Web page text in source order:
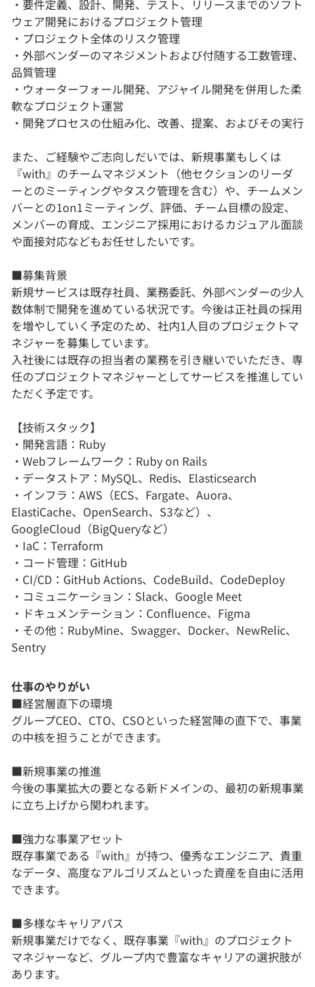
・要件定義、設計、開発、テスト、リリースまでのソフト
ウェア開発におけるプロジェクト管理
・プロジェクト全体のリスク管理
・外部ベンダーのマネジメントおよび付随する工数管理、
品質管理
・ウォーターフォール開発、アジャイル開発を併用した柔
軟なプロジェクト運営
・開発プロセスの仕組み化、改善、提案、およびその実行
また、ご経験やご志向しだいでは、新規事業もしくは
『with』のチームマネジメント（他セクションのリーダ
ーとのミーティングやタスク管理を含む）や、チームメン
バーとの1on1ミーティング、評価、チーム目標の設定、
メンバーの育成、エンジニア採用におけるカジュアル面談
や面接対応などもお任せしたいです。
■募集背景
新規サービスは既存社員、業務委託、外部ベンダーの少人
数体制で開発を進めている状況です。今後は正社員の採用
を増やしていく予定のため、社内1人目のプロジェクトマ
ネジャーを募集しています。
入社後には既存の担当者の業務を引き継いでいただき、専
任のプロジェクトマネジャーとしてサービスを推進してい
ただく予定です。
【技術スタック】
・開発言語：Ruby
・Webフレームワーク：Ruby on Rails
・データストア：MySQL、Redis、Elasticsearch
・インフラ：AWS（ECS、Fargate、Auora、
ElastiCache、OpenSearch、S3など）、
GoogleCloud（BigQueryなど）
・IaC：Terraform
・コード管理：GitHub
・CI/CD：GitHub Actions、CodeBuild、CodeDeploy
・コミュニケーション：Slack、Google Meet
・ドキュメンテーション：Confluence、Figma
・その他：RubyMine、Swagger、Docker、NewRelic、
Sentry
仕事のやりがい
■経営層直下の環境
グループCEO、CTO、CSOといった経営陣の直下で、事業
の中核を担うことができます。
■新規事業の推進
今後の事業拡大の要となる新ドメインの、最初の新規事業
に立ち上げから関われます。
■強力な事業アセット
既存事業である『with』が持つ、優秀なエンジニア、貴重
なデータ、高度なアルゴリズムといった資産を自由に活用
できます。
■多様なキャリアパス
新規事業だけでなく、既存事業『with』のプロジェクト
マネジャーなど、グループ内で豊富なキャリアの選択肢が
あります。